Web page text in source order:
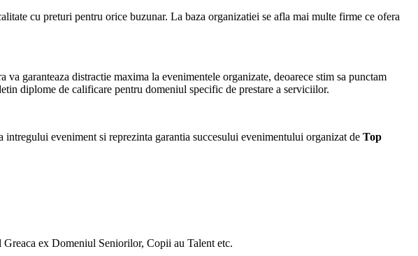
cu preturi pentru orice buzunar. La baza organizatiei se afla mai multe firme ce ofera
garanteaza distractie maxima la evenimentele organizate, deoarece stim sa punctam
diplome de calificare pentru domeniul specific de prestare a serviciilor.
eveniment si reprezinta garantia succesului evenimentului organizat de Top
ex Domeniul Seniorilor, Copii au Talent etc.